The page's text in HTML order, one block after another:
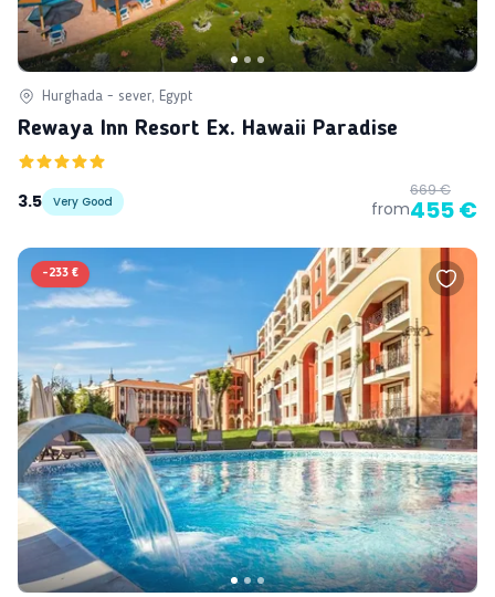
Hurghada - sever, Egypt
Rewaya Inn Resort Ex. Hawaii Paradise
3.5 Very Good from
669 €
455 €
-233 €